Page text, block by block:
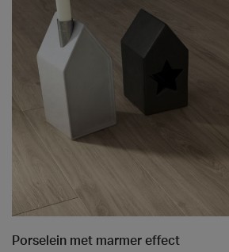
Porselein met marmer effect